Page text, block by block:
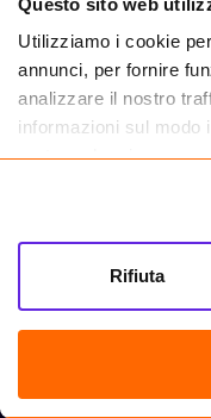
Utilizziamo i cookie
annunci, per fornire
analizzare il nostro
informazioni sul modo
partner che si
informazioni che hai
tuo utilizzo dei loro
Rifiuta
Farma.it S.a.s. P. IVA
CREDITS
Sede legale Via delle